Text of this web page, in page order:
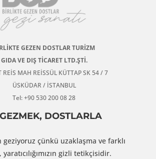
GEZEN DOSTLAR TURİZM
GIDA VE DIŞ TİCARET LTD.ŞTİ.
REİS MAH REİSSÜL KÜTTAP SK 54 / 7
ÜSKÜDAR / İSTANBUL
Tel: +90 530 200 08 28
DOSTLARLA
geziyoruz çünkü uzaklaşma ve farklı
gizli tetikçisidir.